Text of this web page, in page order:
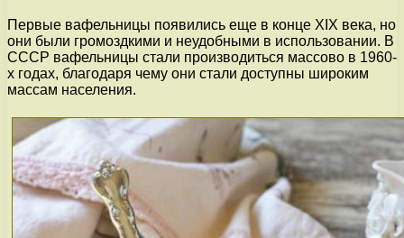
Первые вафельницы появились еще в конце XIX века, но
они были громоздкими и неудобными в использовании. В
СССР вафельницы стали производиться массово в 1960-
х годах, благодаря чему они стали доступны широким
массам населения.